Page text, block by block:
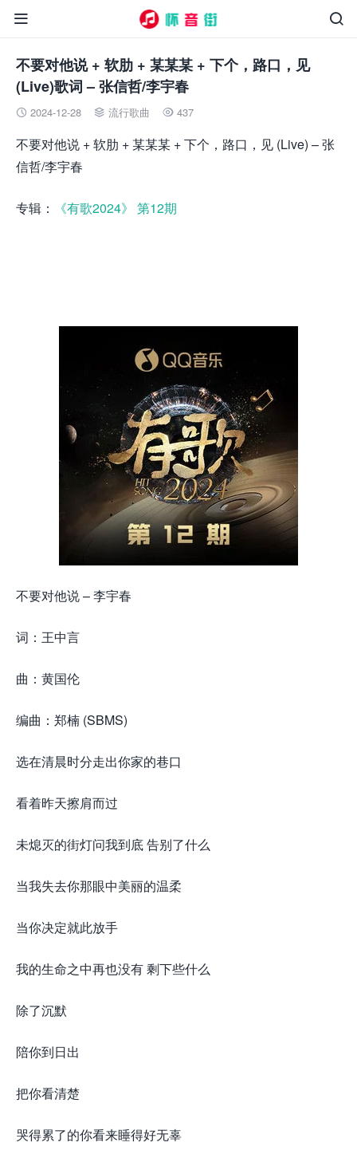


不要对他说 + 软肋 + 某某某 + 下个，路口，见
(Live)歌词 – 张信哲/李宇春
 2024-12-28  流行歌曲  437
不要对他说 + 软肋 + 某某某 + 下个，路口，见 (Live) – 张
信哲/李宇春
专辑： 《有歌2024》 第12期
不要对他说 – 李宇春
词：王中言
曲：黄国伦
编曲：郑楠 (SBMS)
选在清晨时分走出你家的巷口
看着昨天擦肩而过
未熄灭的街灯问我到底 告别了什么
当我失去你那眼中美丽的温柔
当你决定就此放手
我的生命之中再也没有 剩下些什么
除了沉默
陪你到日出
把你看清楚
哭得累了的你看来睡得好无辜